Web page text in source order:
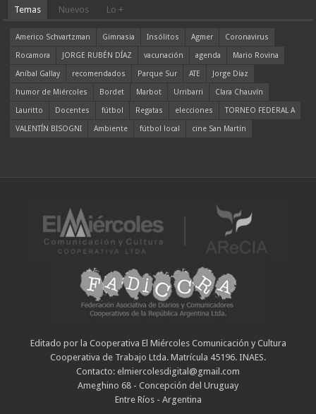
Temas Nuevos Lo +
Americo Schvartzman Gimnasia Insólitos Agmer
Coronavirus
Rocamora
JORGE RUBÉN DÍAZ vacunación agenda
Mario Rovina
Aníbal Gallay
recomendados Parque Sur ATE
Jorge Díaz
humor de Miércoles
Bordet Marbot Urribarri
Clara Chauvín
Lauritto
Docentes fútbol Regatas elecciones
TORNEO FEDERAL A
VALENTÍN BISOGNI
Ambiente fútbol local cine San Martín
Editado por la Cooperativa El Miércoles Comunicación y Cultura
Cooperativa de Trabajo Ltda. Matrícula 45196. INAES.
Contacto: elmiercolesdigital@gmail.com
Ameghino 68 - Concepción del Uruguay
Entre Ríos - Argentina